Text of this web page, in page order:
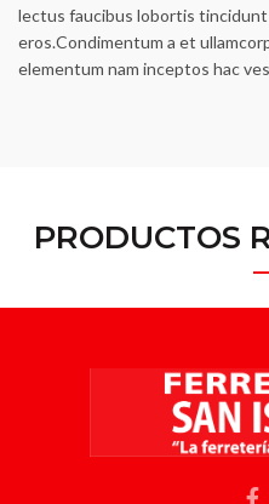
lectus faucibus lobortis
eros.Condimentum a et
elementum nam inceptos hac
PRODUCTOS